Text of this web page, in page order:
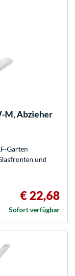
M, Abzieher
Garten
und
€ 22,68
Sofort verfügbar